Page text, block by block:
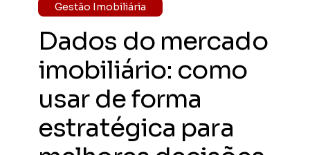
Obra
Pós-vendas
Gestão Imobiliária
Dados do mercado
imobiliário: como
usar de forma
estratégica para